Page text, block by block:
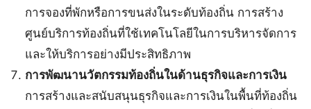
การจองที่พักหรือการขนส่งในระดับท้องถิ่น การสร้าง
ศูนย์บริการท้องถิ่นที่ใช้เทคโนโลยีในการบริหารจัดการ
และให้บริการอย่างมีประสิทธิภาพ
การพัฒนานวัตกรรมท้องถิ่นในด้านธุรกิจและการเงิน
การสร้างและสนับสนุนธุรกิจและการเงินในพื้นที่ท้องถิ่น